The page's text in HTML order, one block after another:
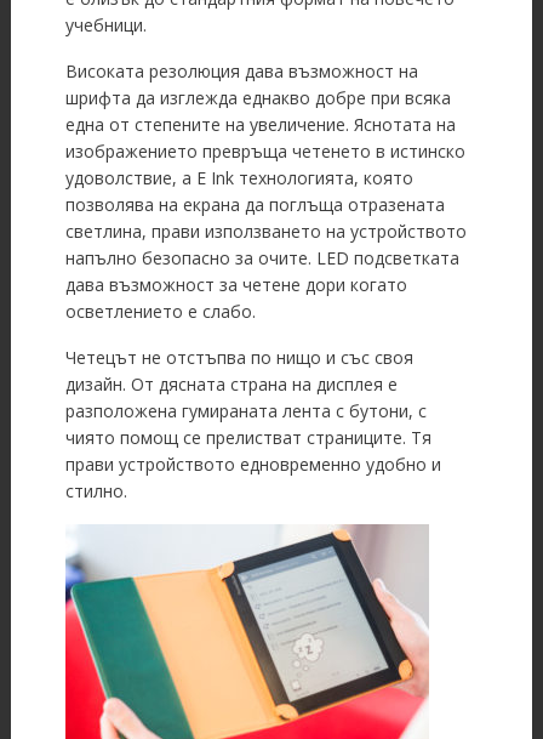
учебници.
Високата резолюция дава възможност на
шрифта да изглежда еднакво добре при всяка
една от степените на увеличение. Яснотата на
изображението превръща четенето в истинско
удоволствие, а E Ink технологията, която
позволява на екрана да поглъща отразената
светлина, прави използването на устройството
напълно безопасно за очите. LED подсветката
дава възможност за четене дори когато
осветлението е слабо.
Четецът не отстъпва по нищо и със своя
дизайн. От дясната страна на дисплея е
разположена гумираната лента с бутони, с
чиято помощ се прелистват страниците. Тя
прави устройството едновременно удобно и
стилно.